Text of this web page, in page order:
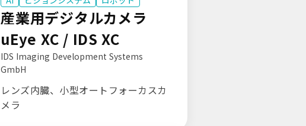
産業用デジタルカメラ
uEye XC / IDS XC
IDS Imaging Development Systems
GmbH
レンズ内臓、小型オートフォーカスカ
メラ